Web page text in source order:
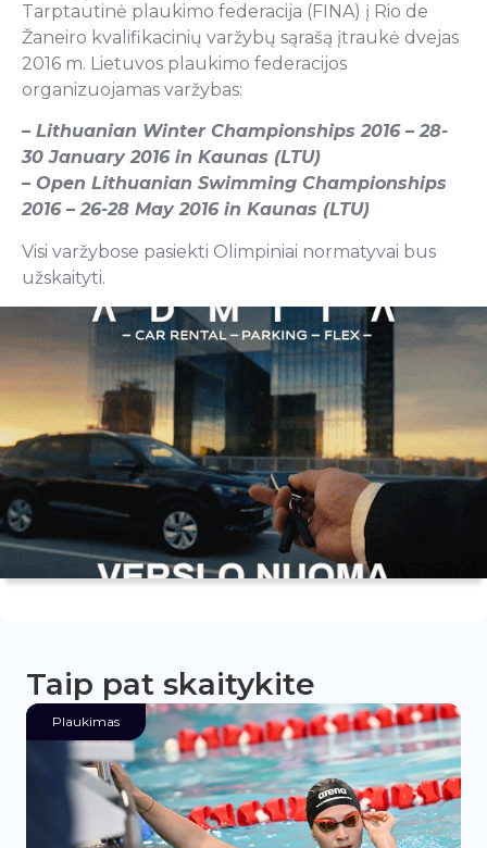
Tarptautinė plaukimo federacija (FINA) į Rio de
Žaneiro kvalifikacinių varžybų sąrašą įtraukė dvejas
2016 m. Lietuvos plaukimo federacijos
organizuojamas varžybas:
– Lithuanian Winter Championships 2016 – 28-
30 January 2016 in Kaunas (LTU)
– Open Lithuanian Swimming Championships
2016 – 26-28 May 2016 in Kaunas (LTU)
Visi varžybose pasiekti Olimpiniai normatyvai bus
užskaityti.
Taip pat skaitykite
Plaukimas